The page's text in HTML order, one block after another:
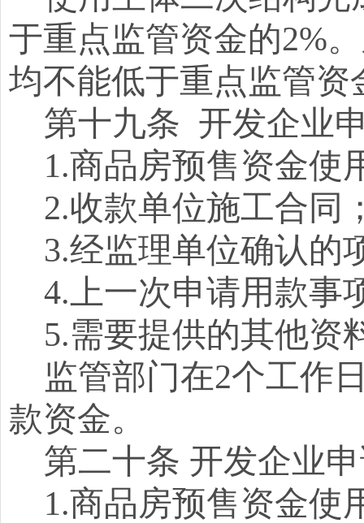
于重点监管资金的2%
均不能低于重点监管资
第十九条 开发企业
1.商品房预售资金使
2.收款单位施工合同
3.经监理单位确认的
4.上一次申请用款事
5.需要提供的其他资
监管部门在2个工作
款资金。
第二十条 开发企业
1.商品房预售资金使